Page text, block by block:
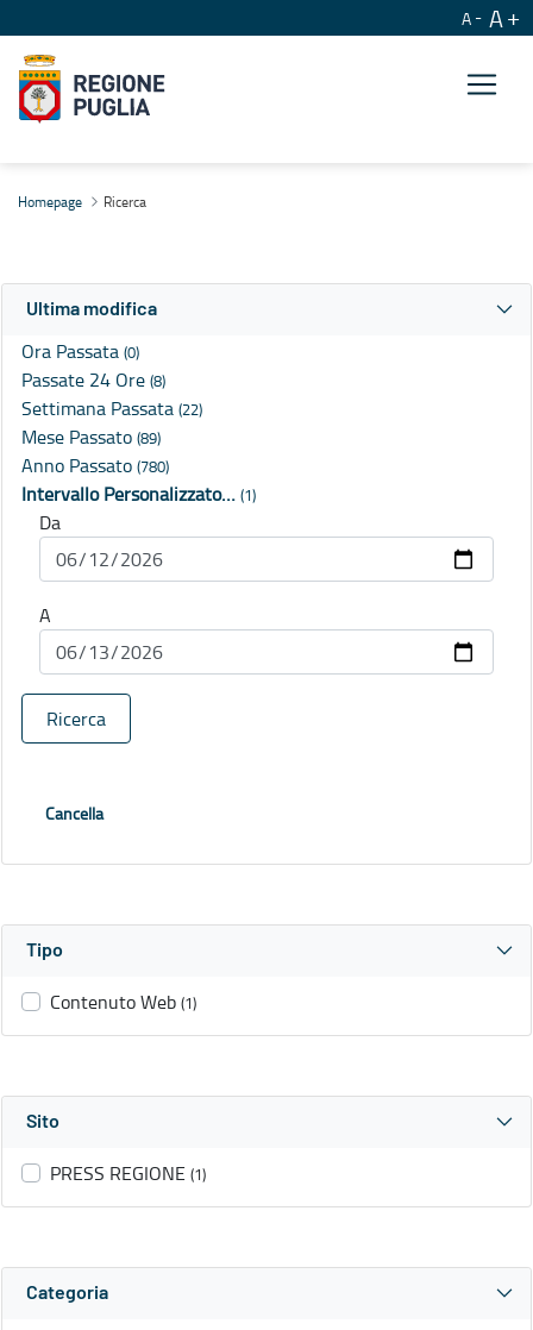
A A
Homepage Ricerca
Ultima modifica
Ora Passata (0)
Passate 24 Ore (8)
Settimana Passata (22)
Mese Passato (89)
Anno Passato (780)
Intervallo Personalizzato… (1)
Da
A
Ricerca
Cancella
Tipo
Contenuto Web (1)
Sito
PRESS REGIONE (1)
Categoria